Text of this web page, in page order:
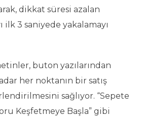
dikkat süresi azalan
ilk 3 saniyede yakalamayı
buton yazılarından
her noktanın bir satış
sağlıyor. “Sepete
Keşfetmeye Başla” gibi